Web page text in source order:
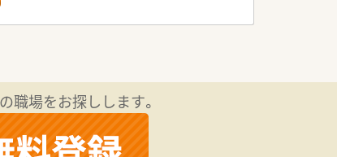
老舗企業です。
ト」「24Hお薬電話相談」「過誤
に頼らない薬局作りを行っており
す。
ナくるみんマーク」の認定を受
職場をお探しします。